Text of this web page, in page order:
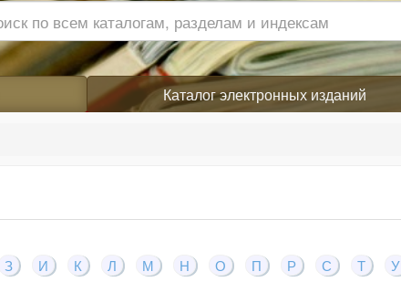
Каталог электронных изданий
З И К Л М Н О П Р С Т У